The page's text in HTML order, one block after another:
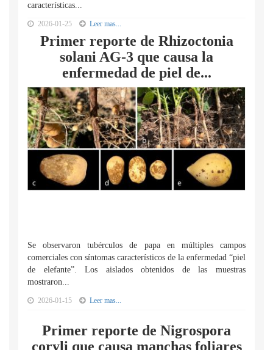
características...
2026-01-25 Leer mas...
Primer reporte de Rhizoctonia
solani AG-3 que causa la
enfermedad de piel de...
Se observaron tubérculos de papa en múltiples campos
comerciales con síntomas característicos de la enfermedad “piel
de elefante”. Los aislados obtenidos de las muestras
mostraron...
2026-01-15 Leer mas...
Primer reporte de Nigrospora
coryli que causa manchas foliares